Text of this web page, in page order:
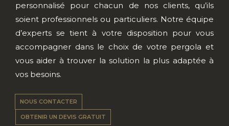
personnalisé pour chacun de nos clients, qu’ils
soient professionnels ou particuliers. Notre équipe
d’experts se tient à votre disposition pour vous
accompagner dans le choix de votre pergola et
vous aider à trouver la solution la plus adaptée à
vos besoins.
NOUS CONTACTER
OBTENIR UN DEVIS GRATUIT